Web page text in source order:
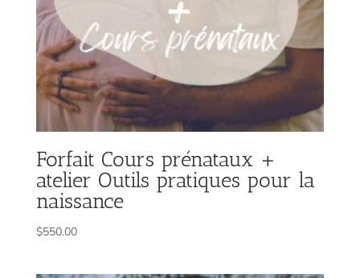
Forfait Cours prénataux +
atelier Outils pratiques pour la
naissance
$550.00